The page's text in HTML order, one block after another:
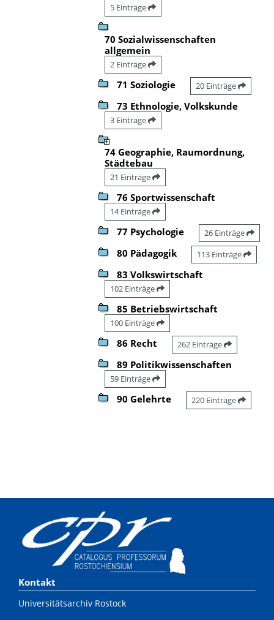
5 Einträge
70 Sozialwissenschaften
allgemein
2 Einträge
71 Soziologie 20 Einträge
73 Ethnologie, Volkskunde
3 Einträge
74 Geographie, Raumordnung,
Städtebau
21 Einträge
76 Sportwissenschaft
14 Einträge
77 Psychologie 26 Einträge
80 Pädagogik 113 Einträge
83 Volkswirtschaft
102 Einträge
85 Betriebswirtschaft
100 Einträge
86 Recht 262 Einträge
89 Politikwissenschaften
59 Einträge
90 Gelehrte 220 Einträge
Kontakt
Universitätsarchiv Rostock